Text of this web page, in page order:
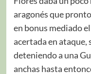
aragonés que
en bonus mediado
acertada en ataque,
deteniendo a una
anchas hasta